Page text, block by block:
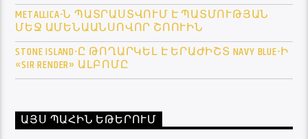
METALLICA-Ն ՊԱՏՐԱՍՏՎՈՒՄ Է ՊԱՏՄՈՒԹՅԱՆ
ՄԵՋ ԱՄԵՆԱԱՆՍՈՎՈՐ ՇՈՈՒԻՆ
STONE ISLAND-Ը ԹՈՂԱՐԿԵԼ Է ԵՐԱԺԻՇՏ NAVY BLUE-Ի
«SIR RENDER» ԱԼԲՈՄԸ
ԱՅՍ ՊԱՀԻՆ ԵԹԵՐՈՒՄ